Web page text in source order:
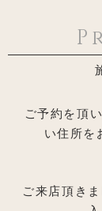
ご予約を頂
い住所を
ご来店頂き